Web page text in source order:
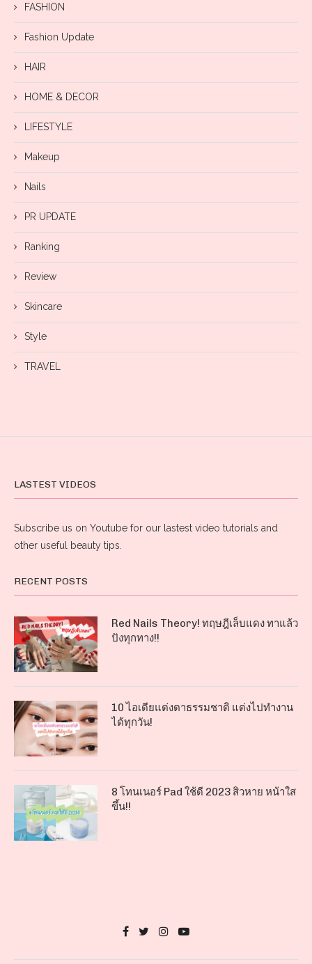
FASHION
Fashion Update
HAIR
HOME & DECOR
LIFESTYLE
Makeup
Nails
PR UPDATE
Ranking
Review
Skincare
Style
TRAVEL
LASTEST VIDEOS
Subscribe us on Youtube for our lastest video tutorials and
other useful beauty tips.
RECENT POSTS
Red Nails Theory! ทฤษฎีเล็บแดง ทาแล้ว
ปังทุกทาง!!
10 ไอเดียแต่งตาธรรมชาติ แต่งไปทำงาน
ได้ทุกวัน!
8 โทนเนอร์ Pad ใช้ดี 2023 สิวหาย หน้าใส
ขึ้น!!